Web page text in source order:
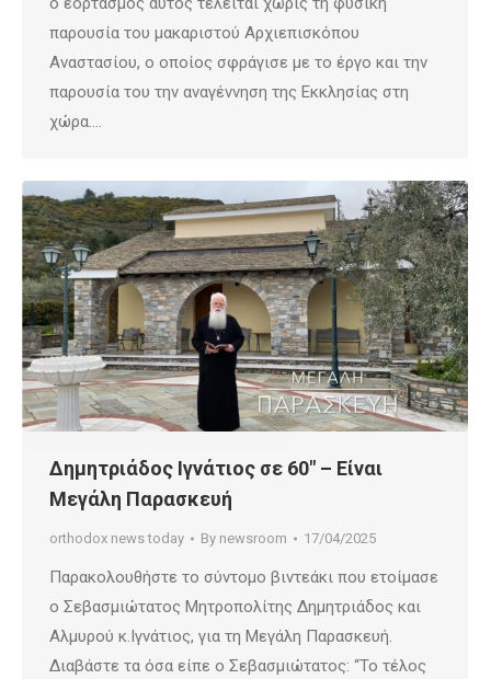
παρουσία του μακαριστού Αρχιεπισκόπου
Αναστασίου, ο οποίος σφράγισε με το έργο και την
παρουσία του την αναγέννηση της Εκκλησίας στη
χώρα.…
Δημητριάδος Ιγνάτιος σε 60″ – Είναι
Μεγάλη Παρασκευή
orthodox news today By newsroom 17/04/2025
Παρακολουθήστε το σύντομο βιντεάκι που ετοίμασε
ο Σεβασμιώτατος Μητροπολίτης Δημητριάδος και
Αλμυρού κ.Ιγνάτιος, για τη Μεγάλη Παρασκευή.
Διαβάστε τα όσα είπε ο Σεβασμιώτατος: “Το τέλος